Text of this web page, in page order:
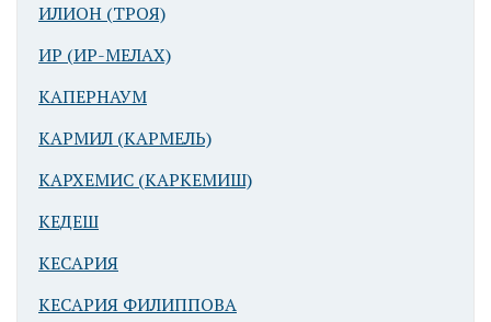
II. Город, по
которому,
согласно Нав
13:4, должна
северная
граница Земли
вероятно, совр.
Афка в Ливане,
востоку от
ИЛИОН (ТРОЯ)
ИР (ИР-МЕЛАХ)
КАПЕРНАУМ
КАРМИЛ (КАРМЕЛЬ)
КАРХЕМИС (КАРКЕМИШ)
КЕДЕШ
КЕСАРИЯ
КЕСАРИЯ ФИЛИППОВА